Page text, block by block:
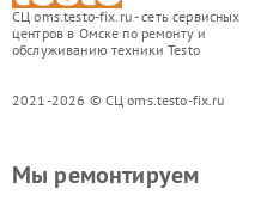
СЦ oms.testo-fix.ru - сеть сервисных
центров в Омске по ремонту и
обслуживанию техники Testo
2021-2026 © СЦ oms.testo-fix.ru
Мы ремонтируем